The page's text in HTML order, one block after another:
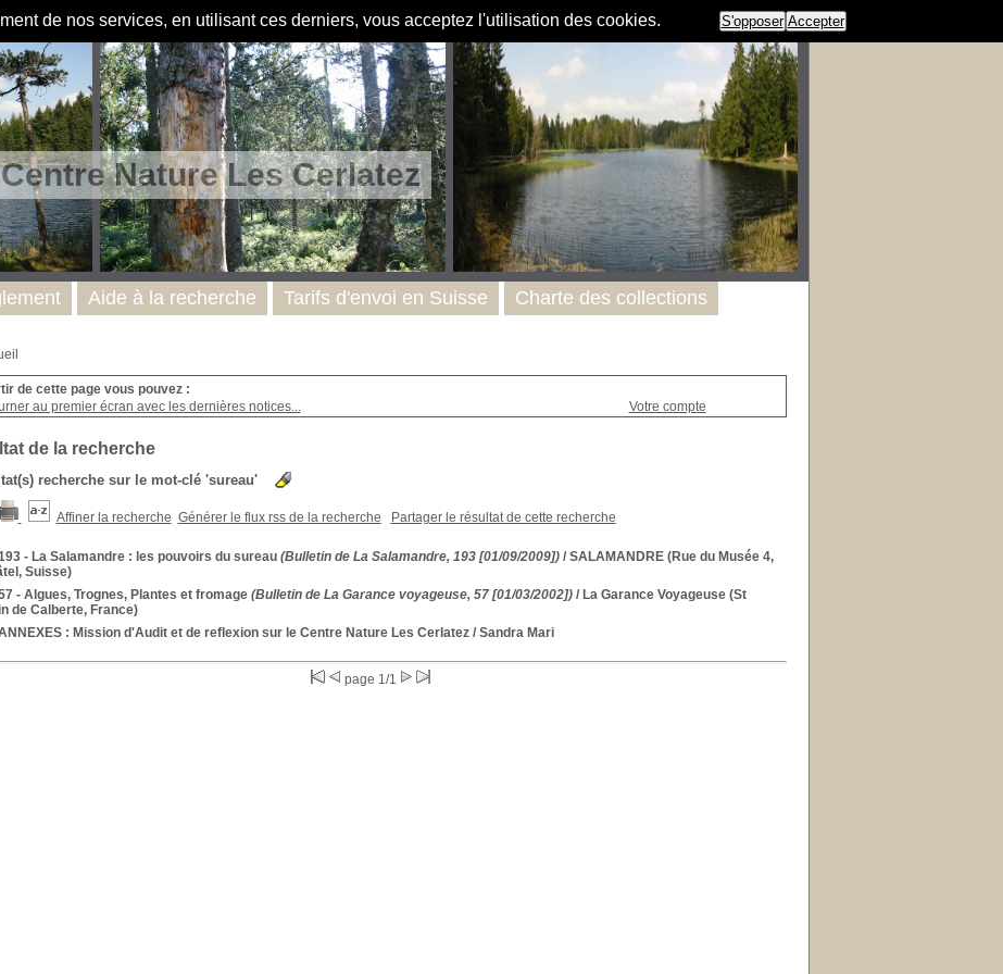
de nos services, en utilisant ces derniers, vous acceptez l'utilisation des cookies. S'opposer Accepter
Nature Les Cerlatez
de cette page vous pouvez :
au premier écran avec les dernières notices...
Votre compte
de la recherche
recherche sur le mot-clé 'sureau'
Affiner la recherche Générer le flux rss de la recherche Partager le résultat de cette recherche
- La Salamandre : les pouvoirs du sureau(Bulletin de La Salamandre, 193 [01/09/2009])/ SALAMANDRE (Rue du Musée 4,
Suisse)
- Algues, Trognes, Plantes et fromage(Bulletin de La Garance voyageuse, 57 [01/03/2002])/ La Garance Voyageuse (St
de Calberte, France)
: Mission d'Audit et de reflexion sur le Centre Nature Les Cerlatez/ Sandra Mari
page 1/1
Aide à la recherche Tarifs d'envoi en Suisse Charte des collections